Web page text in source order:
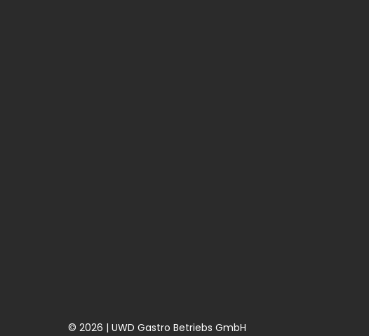
© 2026 | UWD Gastro Betriebs GmbH